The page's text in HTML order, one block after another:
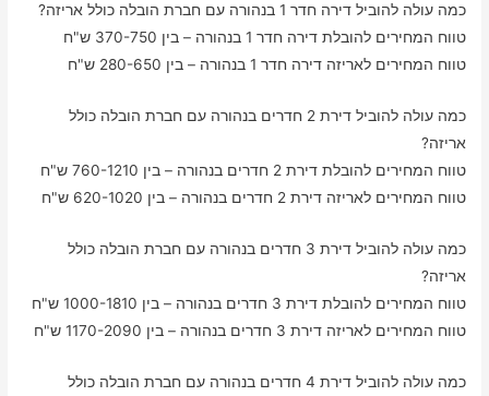
כמה עולה להוביל דירה חדר 1 בנהורה עם חברת הובלה כולל אריזה?
טווח המחירים להובלת דירה חדר 1 בנהורה – בין 370-750 ש"ח
טווח המחירים לאריזה דירה חדר 1 בנהורה – בין 280-650 ש"ח
כמה עולה להוביל דירת 2 חדרים בנהורה עם חברת הובלה כולל
אריזה?
טווח המחירים להובלת דירת 2 חדרים בנהורה – בין 760-1210 ש"ח
טווח המחירים לאריזה דירת 2 חדרים בנהורה – בין 620-1020 ש"ח
כמה עולה להוביל דירת 3 חדרים בנהורה עם חברת הובלה כולל
אריזה?
טווח המחירים להובלת דירת 3 חדרים בנהורה – בין 1000-1810 ש"ח
טווח המחירים לאריזה דירת 3 חדרים בנהורה – בין 1170-2090 ש"ח
כמה עולה להוביל דירת 4 חדרים בנהורה עם חברת הובלה כולל